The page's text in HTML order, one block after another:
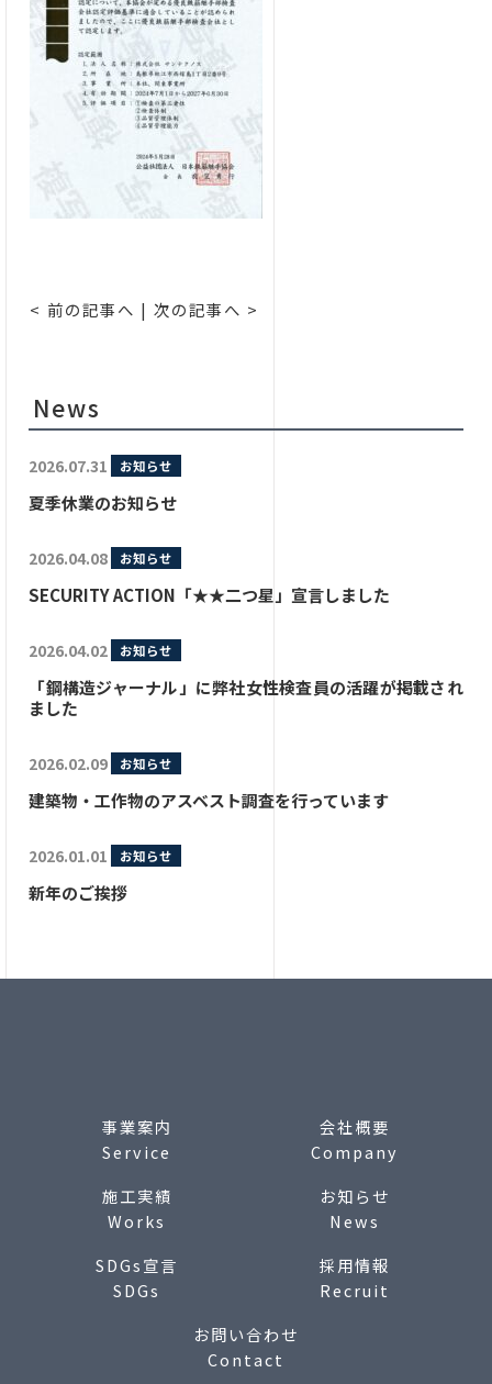
< 前の記事へ |次の記事へ >
News
2026.07.31 お知らせ
夏季休業のお知らせ
2026.04.08 お知らせ
SECURITY ACTION「★★二つ星」宣言しました
2026.04.02 お知らせ
「鋼構造ジャーナル」に弊社女性検査員の活躍が掲載され
ました
2026.02.09 お知らせ
建築物・工作物のアスベスト調査を行っています
2026.01.01 お知らせ
新年のご挨拶
事業案内
Service
会社概要
Company
施工実績
Works
お知らせ
News
SDGs宣言
SDGs
採用情報
Recruit
お問い合わせ
Contact